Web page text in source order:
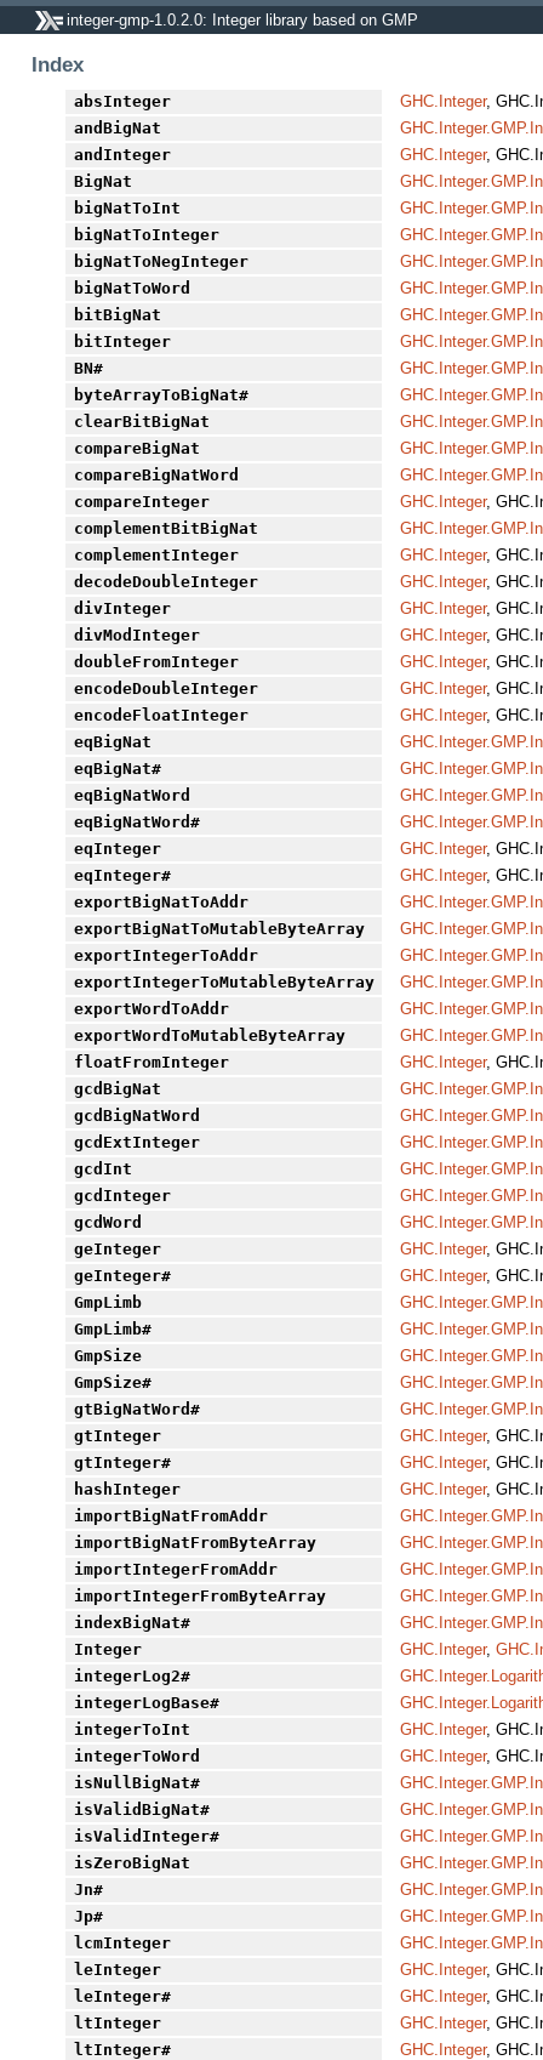
integer-gmp-1.0.2.0: Integer library based on GMP
Index
absInteger GHC.Integer,
andBigNat
andInteger
GHC.Integer,
BigNat
bigNatToInt
bigNatToInteger
bigNatToNegInteger
bigNatToWord
bitBigNat
bitInteger
BN#
byteArrayToBigNat#
clearBitBigNat
compareBigNat
compareBigNatWord
compareInteger
GHC.Integer,
complementBitBigNat
complementInteger
GHC.Integer,
decodeDoubleInteger
GHC.Integer,
divInteger
GHC.Integer,
divModInteger
GHC.Integer,
doubleFromInteger
GHC.Integer,
encodeDoubleInteger
GHC.Integer,
encodeFloatInteger
GHC.Integer,
eqBigNat
eqBigNat#
eqBigNatWord
eqBigNatWord#
eqInteger
GHC.Integer,
eqInteger#
GHC.Integer,
exportBigNatToAddr
exportBigNatToMutableByteArray
exportIntegerToAddr
exportIntegerToMutableByteArray
exportWordToAddr
exportWordToMutableByteArray
floatFromInteger
GHC.Integer,
gcdBigNat
gcdBigNatWord
gcdExtInteger
gcdInt
gcdInteger
gcdWord
geInteger
GHC.Integer,
geInteger#
GHC.Integer,
GmpLimb
GmpLimb#
GmpSize
GmpSize#
gtBigNatWord#
gtInteger
GHC.Integer,
gtInteger#
GHC.Integer,
hashInteger
GHC.Integer,
importBigNatFromAddr
importBigNatFromByteArray
importIntegerFromAddr
importIntegerFromByteArray
indexBigNat#
Integer
GHC.Integer,
integerLog2#
integerLogBase#
integerToInt
GHC.Integer,
integerToWord
GHC.Integer,
isNullBigNat#
isValidBigNat#
isValidInteger#
isZeroBigNat
Jn#
Jp#
lcmInteger
leInteger
GHC.Integer,
leInteger#
GHC.Integer,
ltInteger
GHC.Integer,
ltInteger#
GHC.Integer,